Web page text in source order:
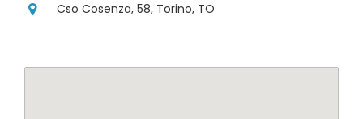
Cso Cosenza, 58, Torino, TO